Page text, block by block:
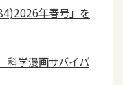
年春号」を
バイバ